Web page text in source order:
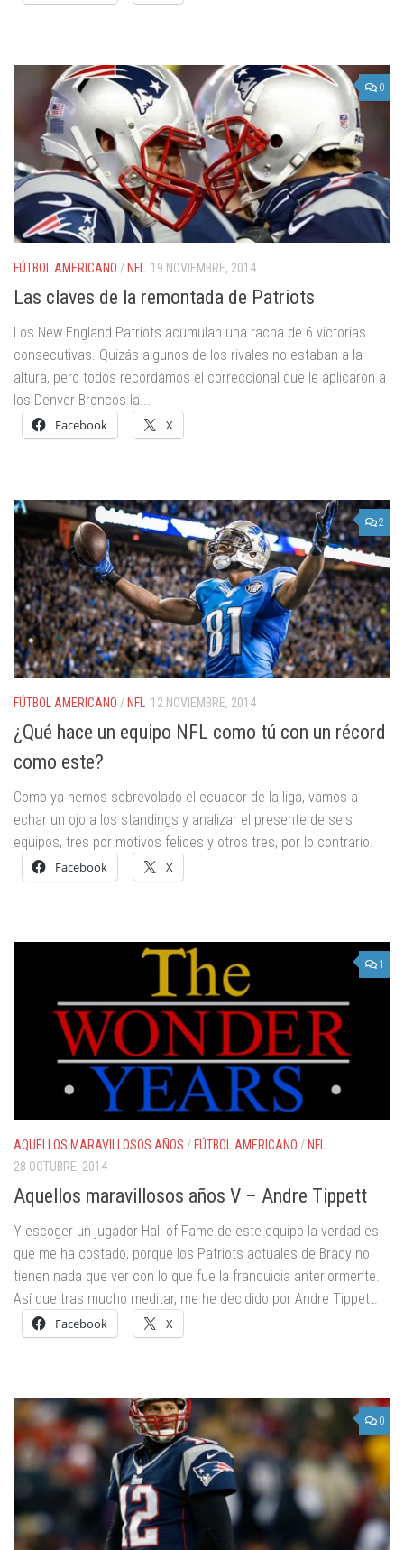
0
FÚTBOL AMERICANO /NFL 19 NOVIEMBRE, 2014
Las claves de la remontada de Patriots
Los New England Patriots acumulan una racha de 6 victorias
consecutivas. Quizás algunos de los rivales no estaban a la
altura, pero todos recordamos el correccional que le aplicaron a
los Denver Broncos la...
Facebook X
2
FÚTBOL AMERICANO / NFL 12 NOVIEMBRE, 2014
¿Qué hace un equipo NFL como tú con un récord
como este?
Como ya hemos sobrevolado el ecuador de la liga, vamos a
echar un ojo a los standings y analizar el presente de seis
equipos, tres por motivos felices y otros tres, por lo contrario.
Facebook X
1
AQUELLOS MARAVILLOSOS AÑOS / FÚTBOL AMERICANO / NFL
28 OCTUBRE, 2014
Aquellos maravillosos años V – Andre Tippett
Y escoger un jugador Hall of Fame de este equipo la verdad es
que me ha costado, porque los Patriots actuales de Brady no
tienen nada que ver con lo que fue la franquicia anteriormente.
Así que tras mucho meditar, me he decidido por Andre Tippett.
Facebook X
0